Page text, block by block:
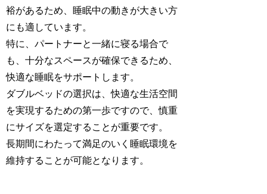
裕があるため、睡眠中の動きが大きい方
にも適しています。
特に、パートナーと一緒に寝る場合で
も、十分なスペースが確保できるため、
快適な睡眠をサポートします。
ダブルベッドの選択は、快適な生活空間
を実現するための第一歩ですので、慎重
にサイズを選定することが重要です。
長期間にわたって満足のいく睡眠環境を
維持することが可能となります。